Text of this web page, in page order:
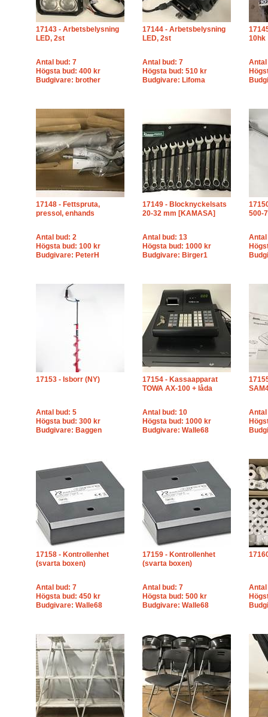
17143 - Arbetsbelysning
LED, 2st
Antal bud: 7
Högsta bud: 400 kr
Budgivare: brother
17144 - Arbetsbelysning
LED, 2st
Antal bud: 7
Högsta bud: 510 kr
Budgivare: Lifoma
10hk
Antal
17148 - Fettspruta,
pressol, enhands
Antal bud: 2
Högsta bud: 100 kr
Budgivare: PeterH
17149 - Blocknyckelsats
20-32 mm [KAMASA]
Antal bud: 13
Högsta bud: 1000 kr
Budgivare: Birger1
500-
Antal
17153 - Isborr (NY)
Antal bud: 5
Högsta bud: 300 kr
Budgivare: Baggen
17154 - Kassaapparat
TOWA AX-100 + låda
Antal bud: 10
Högsta bud: 1000 kr
Budgivare: Walle68
Antal
17158 - Kontrollenhet
(svarta boxen)
Antal bud: 7
Högsta bud: 450 kr
Budgivare: Walle68
17159 - Kontrollenhet
(svarta boxen)
Antal bud: 7
Högsta bud: 500 kr
Budgivare: Walle68
Antal